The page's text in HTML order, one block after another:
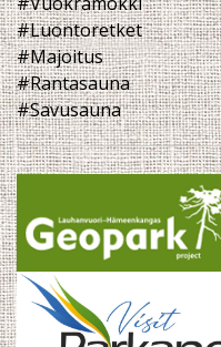
#Luontoretket
#Majoitus
#Rantasauna
#Savusauna